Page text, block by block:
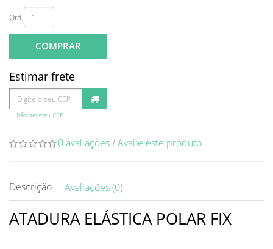
Qtd
COMPRAR
Estimar frete
Não sei meu CEP
0 avaliações/Avalie este produto
Descrição Avaliações (0)
ATADURA ELÁSTICA POLAR FIX